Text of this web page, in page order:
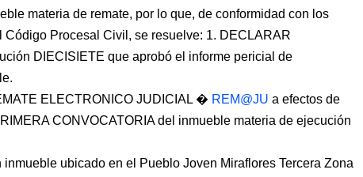
materia de remate, por lo que, de conformidad con los
Código Procesal Civil, se resuelve: 1. DECLARAR
DIECISIETE que aprobó el informe pericial de
ELECTRONICO JUDICIAL � REM@JU a efectos de
CONVOCATORIA del inmueble materia de ejecución
ubicado en el Pueblo Joven Miraflores Tercera Zona